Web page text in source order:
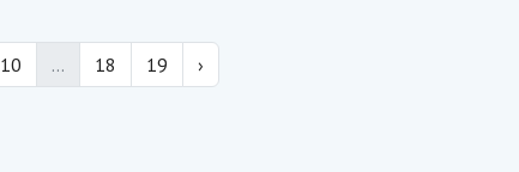
10 ... 18 19 ›